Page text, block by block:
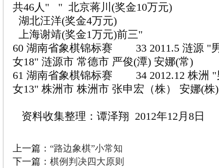
共46人" " 北京蒋川(奖金10万元)
湖北汪洋(奖金4万元)
上海谢靖(奖金1万元)前三"
60 湖南省象棋锦标赛 33 2011.5 涟源 "
女18" 涟源市 常德市 严俊(潭) 安娜(常)
61 湖南省象棋锦标赛 34 2012.12 株洲 "
女13" 株洲市 株洲市 张申宏（株） 安娜(株)
资料收集整理：谭泽翔 2012年12月8日
上一篇： “路边象棋”小常知
下一篇： 棋例判决四大原则